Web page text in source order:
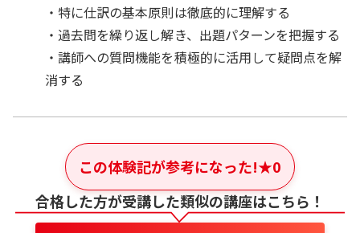
・特に仕訳の基本原則は徹底的に理解する
・過去問を繰り返し解き、出題パターンを把握する
・講師への質問機能を積極的に活用して疑問点を解
消する
この体験記が参考になった!★0
合格した方が受講した類似の講座はこちら！